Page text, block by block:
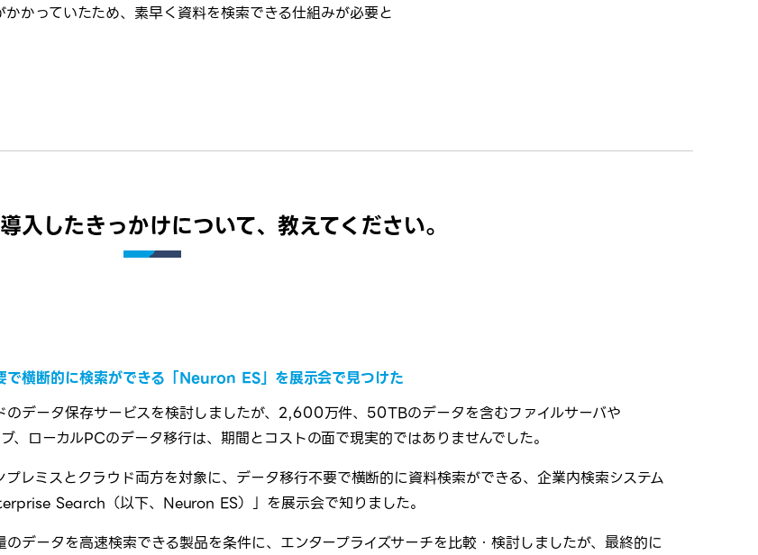
かっていたため、素早く資料を検索できる仕組みが必要と
したきっかけについて、教えてください。
で横断的に検索ができる「Neuron ES」を展示会で見つけた
のデータ保存サービスを検討しましたが、2,600万件、50TBのデータを含むファイルサーバや
、ローカルPCのデータ移行は、期間とコストの面で現実的ではありませんでした。
プレミスとクラウド両方を対象に、データ移行不要で横断的に資料検索ができる、企業内検索システム
Search（以下、Neuron ES）」を展示会で知りました。
データを高速検索できる製品を条件に、エンタープライズサーチを比較・検討しましたが、最終的に